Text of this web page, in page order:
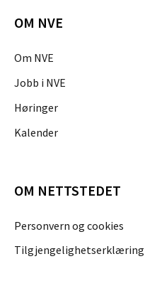
OM NVE
Om NVE
Jobb i NVE
Høringer
Kalender
OM NETTSTEDET
Personvern og cookies
Tilgjengelighetserklæring